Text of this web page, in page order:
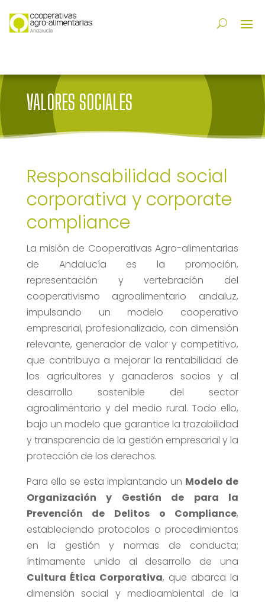
VALORES SOCIALES
Responsabilidad social
corporativa y corporate
compliance
La misión de Cooperativas Agro-alimentarias
de Andalucía es la promoción,
representación y vertebración del
cooperativismo agroalimentario andaluz,
impulsando un modelo cooperativo
empresarial, profesionalizado, con dimensión
relevante, generador de valor y competitivo,
que contribuya a mejorar la rentabilidad de
los agricultores y ganaderos socios y al
desarrollo sostenible del sector
agroalimentario y del medio rural. Todo ello,
bajo un modelo que garantice la trazabilidad
y transparencia de la gestión empresarial y la
protección de los derechos.
Para ello se esta implantando un Modelo de
Organización y Gestión de para la
Prevención de Delitos o Compliance,
estableciendo protocolos o procedimientos
en la gestión y normas de conducta;
íntimamente unido al desarrollo de una
Cultura Ética Corporativa, que abarca la
dimensión social y medioambiental de la